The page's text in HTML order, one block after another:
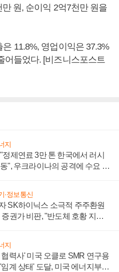
원, 순이익 2억7천만 원을
11.8%, 영업이익은 37.3%
어들었다. [비즈니스포스트
지
정제연료 3만 톤 한국에서 러시
", 우크라이나의 공격에 수요 늘
·정보통신
SK하이닉스 소극적 주주환원
증권가 비판, "반도체 호황 지속
지
력사' 미국 오클로 SMR 연구용
계 상태' 도달, 미국 에너지부